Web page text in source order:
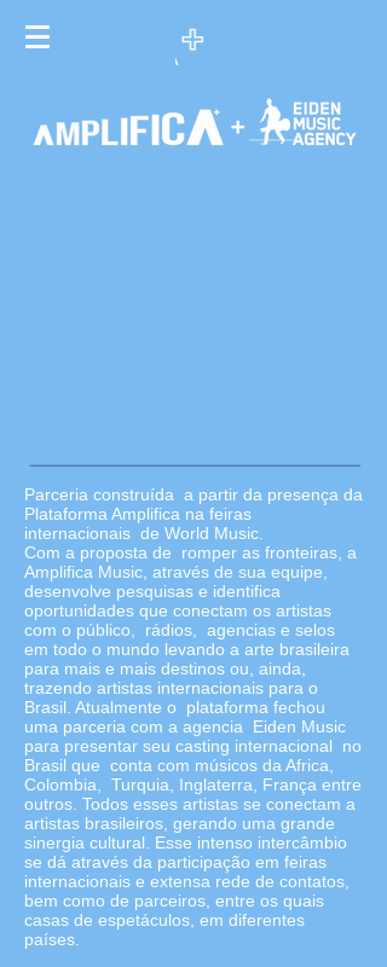
Parceria construída a partir da presença da
Plataforma Amplifica na feiras
internacionais de World Music.
Com a proposta de romper as fronteiras, a
Amplifica Music, através de sua equipe,
desenvolve pesquisas e identifica
oportunidades que conectam os artistas
com o público, rádios, agencias e selos
em todo o mundo levando a arte brasileira
para mais e mais destinos ou, ainda,
trazendo artistas internacionais para o
Brasil. Atualmente o plataforma fechou
uma parceria com a agencia Eiden Music
para presentar seu casting internacional no
Brasil que conta com músicos da Africa,
Colombia, Turquia, Inglaterra, França entre
outros. Todos esses artistas se conectam a
artistas brasileiros, gerando uma grande
sinergia cultural. Esse intenso intercâmbio
se dá através da participação em feiras
internacionais e extensa rede de contatos,
bem como de parceiros, entre os quais
casas de espetáculos, em diferentes
países.